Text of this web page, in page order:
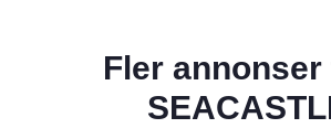
Fler annonser